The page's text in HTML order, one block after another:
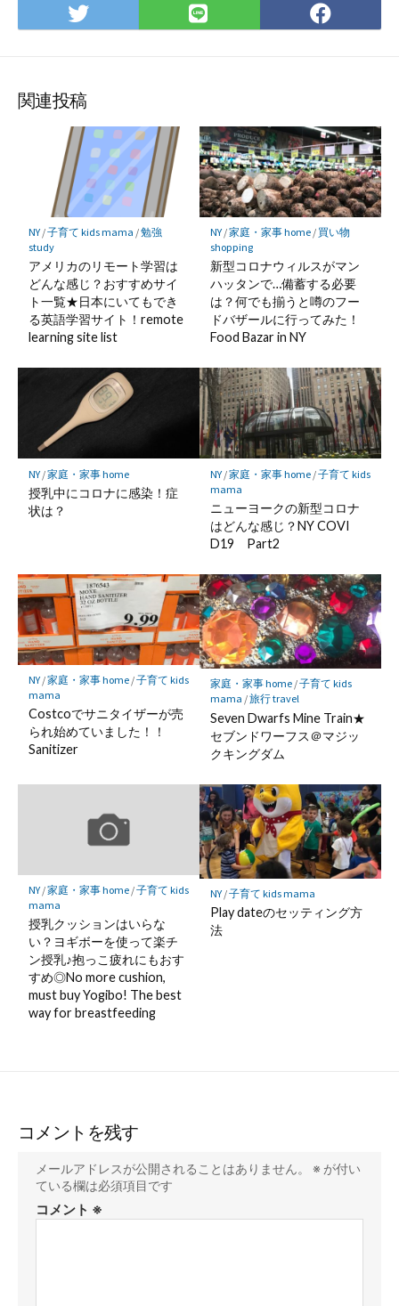
Twitter
で
LINE
で
で
関連投稿
NY/子育て kids mama /勉強
study
アメリカのリモート学習は
どんな感じ？おすすめサイ
ト一覧★日本にいてもでき
る英語学習サイト！remote
learning site list
NY/家庭・家事 home/ 買い物
shopping
新型コロナウィルスがマン
ハッタンで…備蓄する必要
は？何でも揃うと噂のフー
ドバザールに行ってみた！
Food Bazar in NY
NY/家庭・家事 home
授乳中にコロナに感染！症
状は？
NY/家庭・家事 home/子育て kids
mama
ニューヨークの新型コロナ
はどんな感じ？NY COVI
D19 Part2
NY/家庭・家事 home/子育て kids
mama
Costcoでサニタイザーが売
られ始めていました！！
Sanitizer
家庭・家事 home/子育て kids
mama /旅行 travel
Seven Dwarfs Mine Train★
セブンドワーフス＠マジッ
クキングダム
NY/家庭・家事 home/子育て kids
mama
授乳クッションはいらな
い？ヨギボーを使って楽チ
ン授乳♪抱っこ疲れにもおす
すめ◎No more cushion,
must buy Yogibo! The best
way for breastfeeding
NY/子育て kids mama
Play dateのセッティング方
法
コメントを残す
メールアドレスが公開されることはありません。 ※ が付い
ている欄は必須項目です
コメント ※